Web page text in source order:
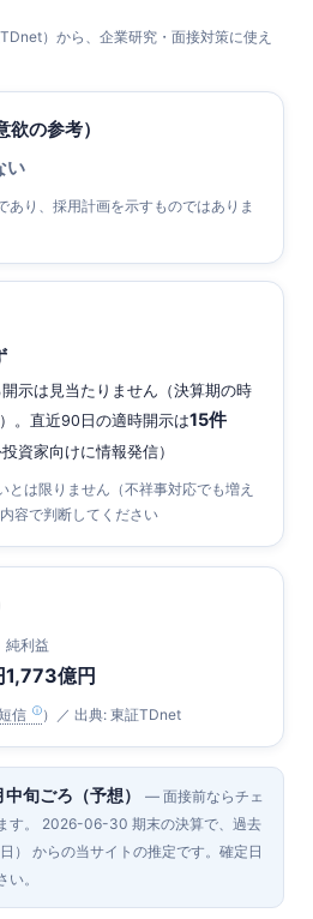
TDnet）から、企業研究・面接対策に使え
の参考）
い
あり、採用計画を示すものではありま
示は見当たりません（決算期の時
。直近90日の適時開示は15件
投資家向けに情報発信）
は限りません（不祥事対応でも増え
容で判断してください
純利益
1,773億円
信 ）／ 出典: 東証TDnet
旬ごろ（予想）
— 面接前ならチェ
す。 2026-06-30 期末の決算で、過去
） からの当サイトの推定です。確定日
。